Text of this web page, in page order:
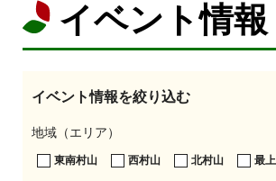
イベント情報
イベント情報を絞り込む
地域（エリア）
東南村山 西村山 北村山 最上